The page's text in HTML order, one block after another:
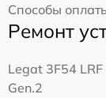
Способы
Ремонт
Legat 3F54 LRF
Gen.2